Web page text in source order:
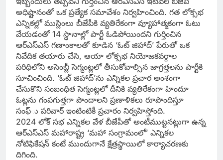
అధిష్టానంతో ఒక ప్రత్యేక సమావేశం నిర్వహించింది. గత లోక్సభ
ఎన్నికల్లో ముస్లింలు బీజేపీకి వ్యతిరేకంగా వ్యూహాత్మకంగా ఓటు
వేయడంతో 14 స్థానాల్లో పార్టీ ఓడిపోయిందని గుర్తించిన
ఆర్ఎస్ఎస్ గణాంకాలతో కూడిన ‘ఓట్ జిహాద్’ పేరుతో ఒక
నివేదిక తయారు చేసి, ఆయా లోక్సభ నియోజకవర్గాల
పరిధిలోని అసెంబ్లీ సెగ్మంట్లలో తీసుకోవాల్సిన జాగ్రత్తలను పార్టీకి
సూచించింది. ‘ఓట్ జిహాద్’ను ఎన్నికల ప్రచార అంశంగా
చేసుకొని సంబంధిత సెగ్మంట్లలో దీనికి వ్యతిరేకంగా హిందూ
ఓట్లను గంపగుత్తగా పొందాలని ప్రణాళికలు రూపొందిస్తూ
సంఫ్ు పరివార్ ఇంటింటికీ ప్రచారం నిర్వహిస్తోంది.
2024 లోక్ సభ ఎన్నికల వేళ బీజేపీతో అంటీముట్టనట్లుగా ఉన్న
ఆర్ఎస్ఎస్ మహారాష్ట్ర ‘మహా సంగ్రామంలో’ ఎన్నికల
నోటిఫికేషన్ కంటే ముందుగానే క్షేత్రస్థాయిలో కార్యాచరణకు
దిగింది.